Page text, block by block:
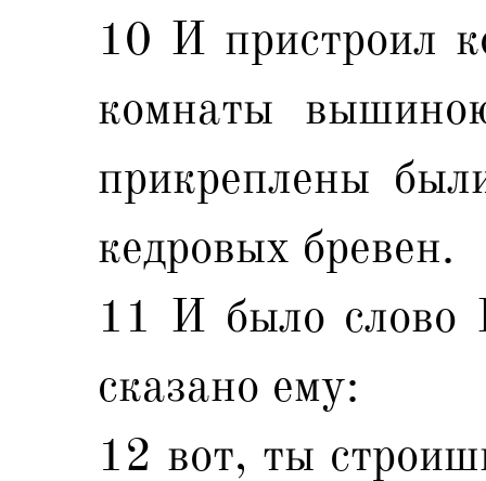
10 И пристроил
комнаты
прикреплены
кедровых бревен.
11 И было слово
сказано ему:
12 вот, ты